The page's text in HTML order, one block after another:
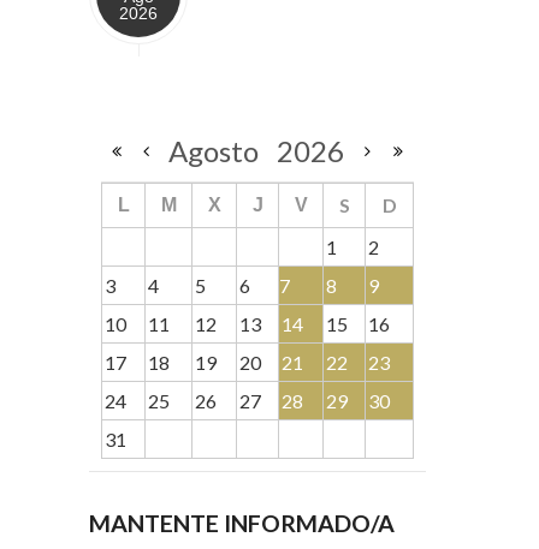
2026
Agosto 2026
L M X J V S
D
1
2
3
4 5 6 7 8
9
10
11 12 13 14 15
16
17
18 19 20 21 22
23
24
25 26 27 28 29
30
31
MANTENTE INFORMADO/A